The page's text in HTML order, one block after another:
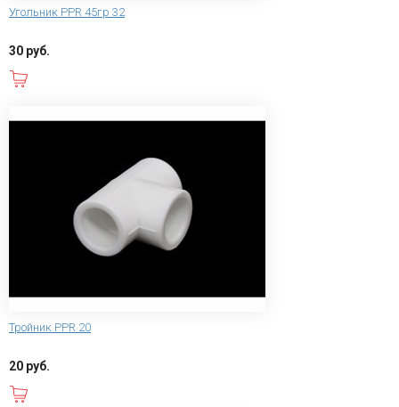
Угольник PPR 45гр 32
30 руб.
Тройник PPR 20
20 руб.